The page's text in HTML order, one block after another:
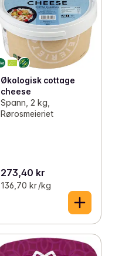
Økologisk cottage
cheese
Spann, 2 kg,
Rørosmeieriet
273,40 kr
136,70 kr /kg